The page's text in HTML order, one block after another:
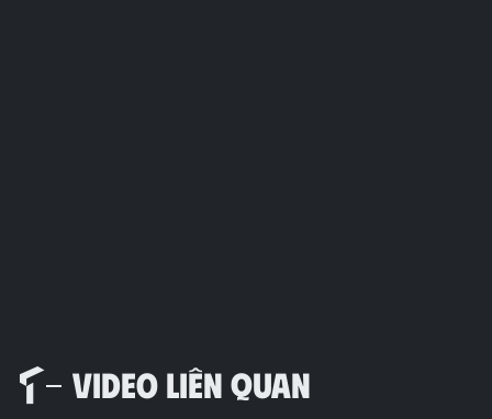
VIDEO LIÊN QUAN